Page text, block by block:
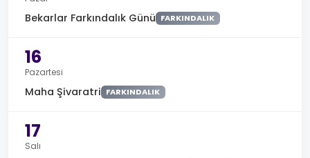
Bekarlar Farkındalık Günü FARKINDALIK
16
Pazartesi
Maha Şivaratri FARKINDALIK
17
Salı